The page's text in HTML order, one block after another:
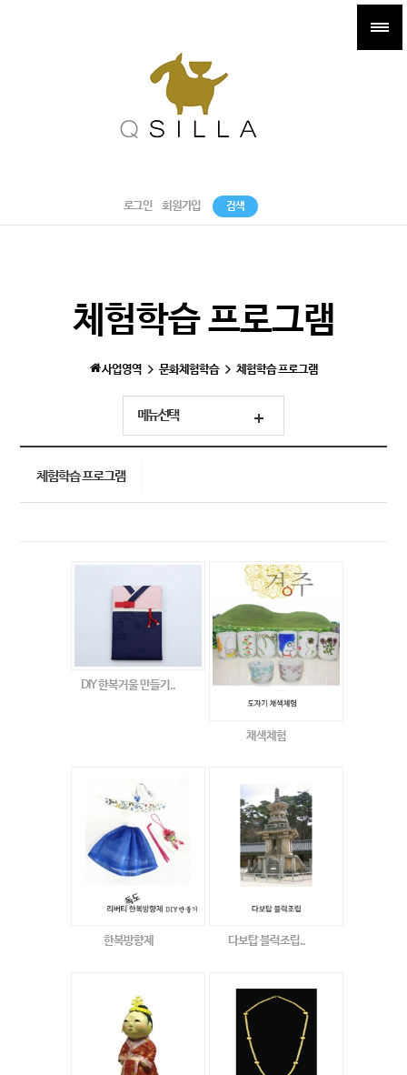
로그인 회원가입 검색
체험학습 프로그램
사업영역 문화체험학습 체험학습 프로그램
메뉴선택
체험학습 프로그램
DIY 한복거울 만들기..
채색체험
한복방향제 다보탑 블럭조립..